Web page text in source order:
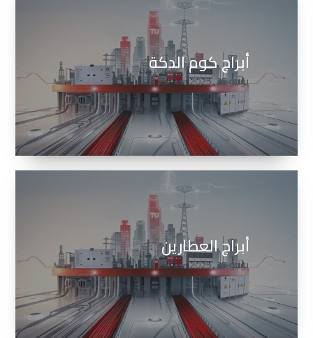
أبراج كوم الدكة
يونيو 25, 2025
أبراج العطارين
يونيو 25, 2025